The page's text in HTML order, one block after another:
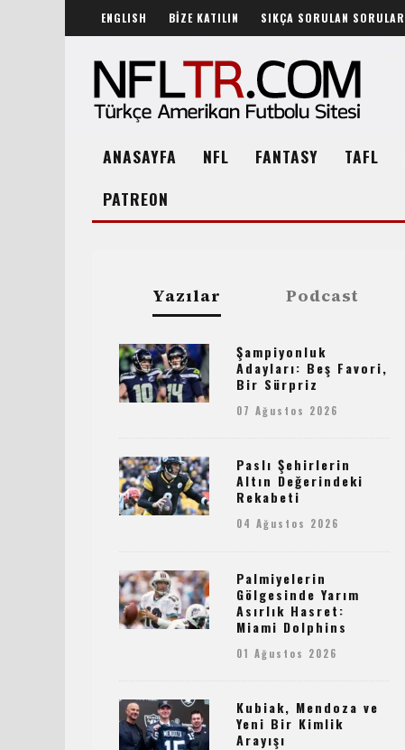
ENGLISH BİZE KATILIN SIKÇA SORULAN SORULAR
ANASAYFA NFL FANTASY TAFL
PATREON
Yazılar Podcast
Şampiyonluk
Adayları: Beş Favori,
Bir Sürpriz
07 Ağustos 2026
Paslı Şehirlerin
Altın Değerindeki
Rekabeti
04 Ağustos 2026
Palmiyelerin
Gölgesinde Yarım
Asırlık Hasret:
Miami Dolphins
01 Ağustos 2026
Kubiak, Mendoza ve
Yeni Bir Kimlik
Arayışı